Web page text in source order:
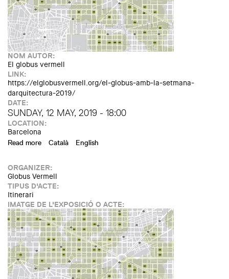
NOM AUTOR:
El globus vermell
LINK:
https://elglobusvermell.org/el-globus-amb-la-setmana-
darquitectura-2019/
DATE:
SUNDAY, 12 MAY, 2019 - 18:00
LOCATION:
Barcelona
Read more about Itinerario "Jardines interiores de manzana de Sagrada
Català English
ORGANIZER:
Globus Vermell
TIPUS D'ACTE:
Itinerari
IMATGE DE L'EXPOSICIÓ O ACTE: